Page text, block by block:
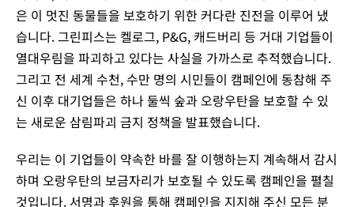
은 이 멋진 동물들을 보호하기 위한 커다란 진전을 이루어 냈
습니다. 그린피스는 켈로그, P&G, 캐드버리 등 거대 기업들이
열대우림을 파괴하고 있다는 사실을 가까스로 추적했습니다.
그리고 전 세계 수천, 수만 명의 시민들이 캠페인에 동참해 주
신 이후 대기업들은 하나 둘씩 숲과 오랑우탄을 보호할 수 있
는 새로운 삼림파괴 금지 정책을 발표했습니다.
우리는 이 기업들이 약속한 바를 잘 이행하는지 계속해서 감시
하며 오랑우탄의 보금자리가 보호될 수 있도록 캠페인을 펼칠
것입니다. 서명과 후원을 통해 캠페인을 지지해 주신 모든 분